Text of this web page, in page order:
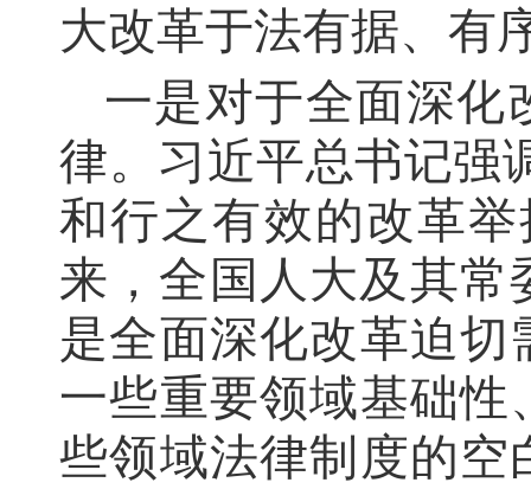
大改革于法有据、有
一是对于全面深化
律。习近平总书记强
和行之有效的改革
来，全国人大及其常
是全面深化改革迫
一些重要领域基础
些领域法律制度的空